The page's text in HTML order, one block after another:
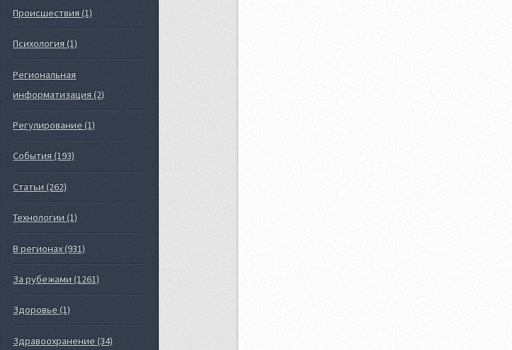
Происшествия (1)
Психология (1)
Региональная
информатизация (2)
Регулирование (1)
События (193)
Статьи (262)
Технологии (1)
В регионах (931)
За рубежами (1261)
Здоровье (1)
Здравоохранение (34)